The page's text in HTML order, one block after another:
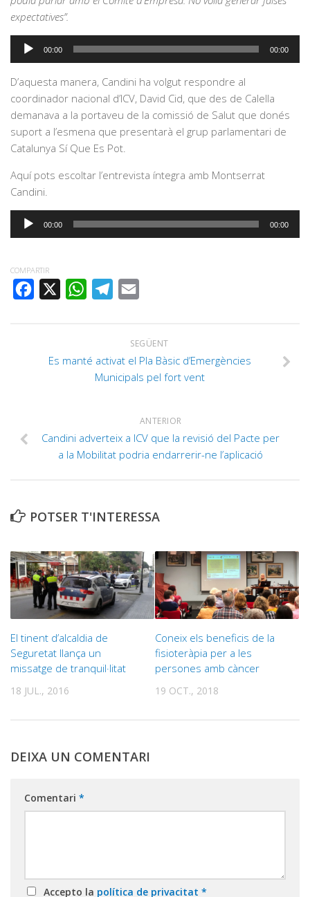
expectatives”.
Reproductor
d'àudio
00:00 00:00
D’aquesta manera, Candini ha volgut respondre al
coordinador nacional d’ICV, David Cid, que des de Calella
demanava a la portaveu de la comissió de Salut que donés
suport a l’esmena que presentarà el grup parlamentari de
Catalunya Sí Que Es Pot.
Aquí pots escoltar l’entrevista íntegra amb Montserrat
Candini.
Reproductor
d'àudio
00:00 00:00
COMPARTIR
FACEBOOK
WHATSAPPTELEGRAM
SEGÜENT
Es manté activat el Pla Bàsic d’Emergències
Municipals pel fort vent
ANTERIOR
Candini adverteix a ICV que la revisió del Pacte per
a la Mobilitat podria endarrerir-ne l’aplicació
POTSER T'INTERESSA
El tinent d’alcaldia de
Seguretat llança un
missatge de tranquil·litat
18 JUL., 2016
Coneix els beneficis de la
fisioteràpia per a les
persones amb càncer
19 OCT., 2018
DEIXA UN COMENTARI
Comentari *
Accepto la política de privacitat *